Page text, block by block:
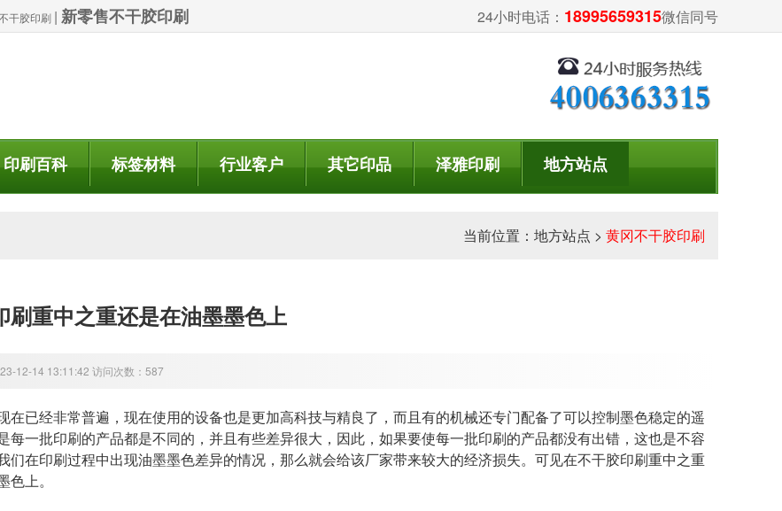
干胶印刷 | 新零售不干胶印刷 24小时电话： 18995659315微信同号
印刷百科 标签材料 行业客户 其它印品 泽雅印刷 地方站点
当前位置： 地方站点 > 黄冈不干胶印刷
刷重中之重还是在油墨墨色上
12-14 13:11:42 访问次数：587
在已经非常普遍，现在使用的设备也是更加高科技与精良了，而且有的机械还专门配备了可以控制墨色稳定的遥
每一批印刷的产品都是不同的，并且有些差异很大，因此，如果要使每一批印刷的产品都没有出错，这也是不容
们在印刷过程中出现油墨墨色差异的情况，那么就会给该厂家带来较大的经济损失。可见在不干胶印刷重中之重
上。